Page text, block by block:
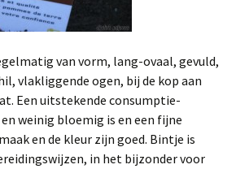
van vorm, lang-ovaal, gevuld,
vlakliggende ogen, bij de kop aan
Een uitstekende con­sumptie-
weinig bloemig is en een fijne
en de kleur zijn goed. Bintje is
in het bijzonder voor